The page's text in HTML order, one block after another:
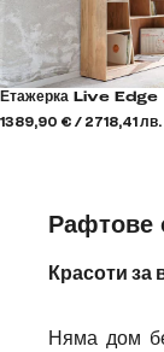
Етажерка Live Edge
1389,90 € / 2718,41 лв.
Рафтове
Красоти за
Няма дом